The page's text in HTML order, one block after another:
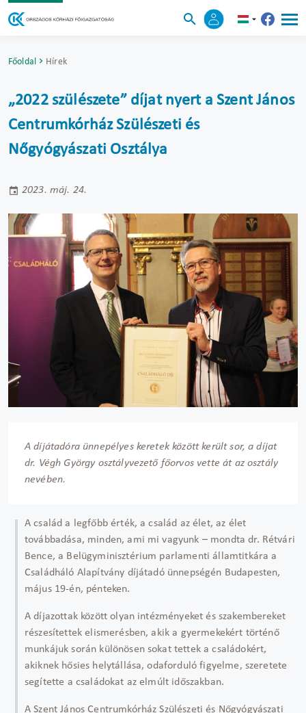
Főoldal Hírek
„2022 szülészete” díjat nyert a Szent János
Centrumkórház Szülészeti és
Nőgyógyászati Osztálya
2023. máj. 24.
A díjátadóra ünnepélyes keretek között került sor, a díjat
dr. Végh György osztályvezető főorvos vette át az osztály
nevében.
A család a legfőbb érték, a család az élet, az élet
továbbadása, minden, ami mi vagyunk – mondta dr. Rétvári
Bence, a Belügyminisztérium parlamenti államtitkára a
Családháló Alapítvány díjátadó ünnepségén Budapesten,
május 19-én, pénteken.
A díjazottak között olyan intézményeket és szakembereket
részesítettek elismerésben, akik a gyermekekért történő
munkájuk során különösen sokat tettek a családokért,
akiknek hősies helytállása, odaforduló figyelme, szeretete
segítette a családokat az elmúlt időszakban.
A Szent János Centrumkórház Szülészeti és Nőgyógyászati